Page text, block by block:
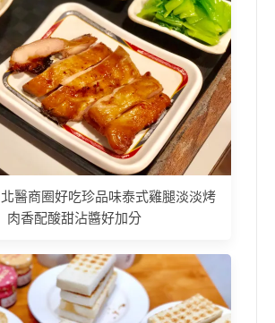
醫商圈好吃珍品味泰式雞腿淡淡烤
肉香配酸甜沾醬好加分